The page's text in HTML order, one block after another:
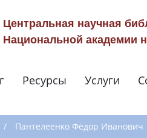
Центральная научная
Национальной академии
Ресурсы Услуги
/ Пантелеенко Фёдор Иванович